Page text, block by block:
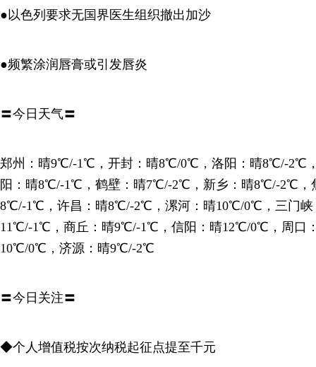
●以色列要求无国界医生组织撤出加沙
●频繁涂润唇膏或引发唇炎
〓今日天气〓
郑州：晴9℃/-1℃，开封：晴8℃/0℃，洛阳：晴8℃/-2℃
阳：晴8℃/-1℃，鹤壁：晴7℃/-2℃，新乡：晴8℃/-2℃，
8℃/-1℃，许昌：晴8℃/-2℃，漯河：晴10℃/0℃，三门
11℃/-1℃，商丘：晴9℃/-1℃，信阳：晴12℃/0℃，周口
10℃/0℃，济源：晴9℃/-2℃
〓今日关注〓
◆个人增值税按次纳税起征点提至千元